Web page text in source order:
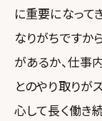
に重要になって
なりがちですか
があるか、仕事
とのやり取りが
心して長く働き